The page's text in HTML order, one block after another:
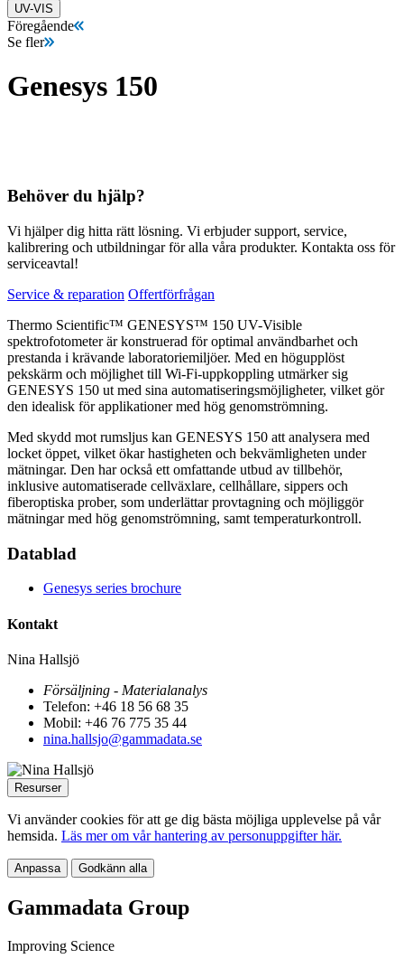
UV-VIS
Föregående
Se fler
Genesys 150
Behöver du hjälp?
Vi hjälper dig hitta rätt lösning. Vi erbjuder support, service,
kalibrering och utbildningar för alla våra produkter. Kontakta oss för
serviceavtal!
Service & reparation Offertförfrågan
Thermo Scientific™ GENESYS™ 150 UV-Visible
spektrofotometer är konstruerad för optimal användbarhet och
prestanda i krävande laboratoriemiljöer. Med en högupplöst
pekskärm och möjlighet till Wi-Fi-uppkoppling utmärker sig
GENESYS 150 ut med sina automatiseringsmöjligheter, vilket gör
den idealisk för applikationer med hög genomströmning.
Med skydd mot rumsljus kan GENESYS 150 att analysera med
locket öppet, vilket ökar hastigheten och bekvämligheten under
mätningar. Den har också ett omfattande utbud av tillbehör,
inklusive automatiserade cellväxlare, cellhållare, sippers och
fiberoptiska prober, som underlättar provtagning och möjliggör
mätningar med hög genomströmning, samt temperaturkontroll.
Datablad
Genesys series brochure
Kontakt
Nina Hallsjö
Försäljning - Materialanalys
Telefon: +46 18 56 68 35
Mobil: +46 76 775 35 44
nina.hallsjo@gammadata.se
Resurser
Vi använder cookies för att ge dig bästa möjliga upplevelse på vår
hemsida. Läs mer om vår hantering av personuppgifter här.
Anpassa Godkänn alla
Gammadata Group
Improving Science